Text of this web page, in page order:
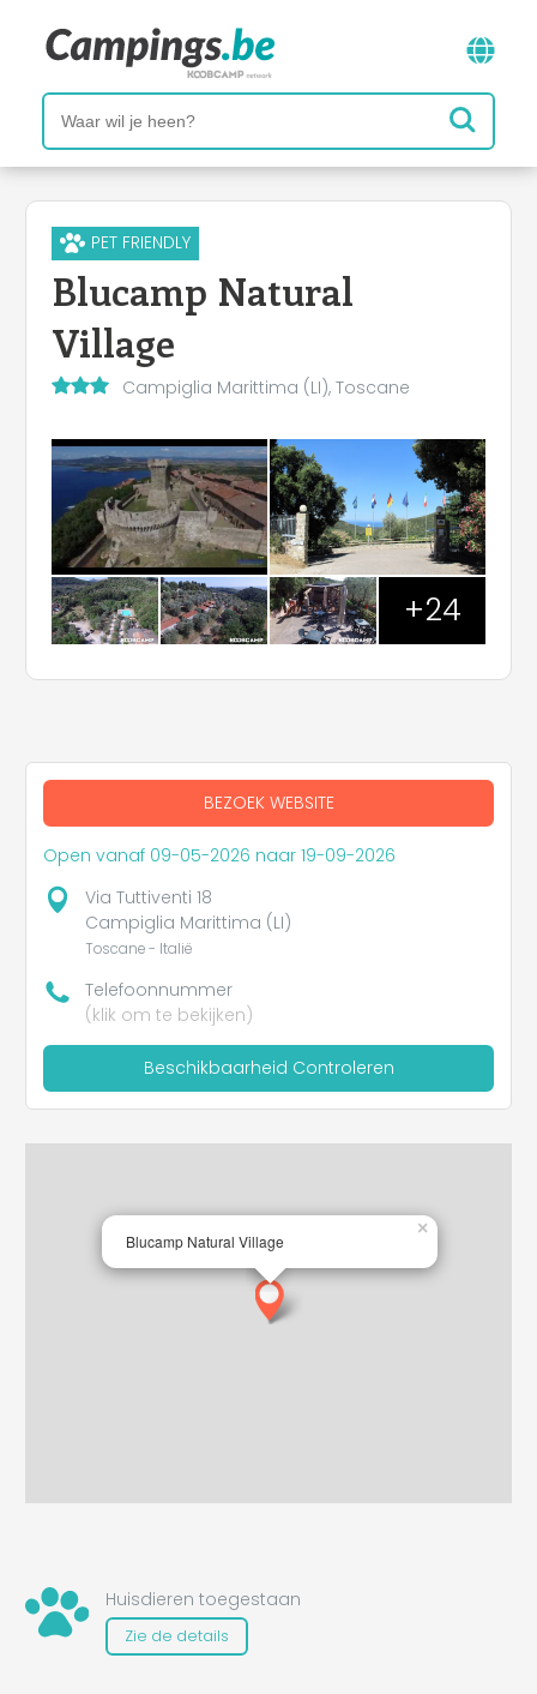
PET FRIENDLY
Blucamp Natural
Village
Campiglia Marittima (LI), Toscane
+24
Huisdieren toegestaan
Zie de details
BEZOEK WEBSITE
Open vanaf 09-05-2026 naar 19-09-2026
Via Tuttiventi 18
Campiglia Marittima (LI)
Toscane - Italië
Telefoonnummer
(klik om te bekijken)
Beschikbaarheid Controleren
Blucamp Natural Village
×